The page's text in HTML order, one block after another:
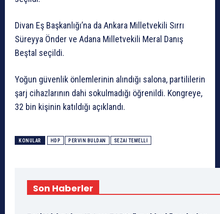
Divan Eş Başkanlığı’na da Ankara Milletvekili Sırrı
Süreyya Önder ve Adana Milletvekili Meral Danış
Beştal seçildi.
Yoğun güvenlik önlemlerinin alındığı salona, partililerin
şarj cihazlarının dahi sokulmadığı öğrenildi. Kongreye,
32 bin kişinin katıldığı açıklandı.
KONULAR HDP PERVIN BULDAN SEZAI TEMELLI
Son Haberler